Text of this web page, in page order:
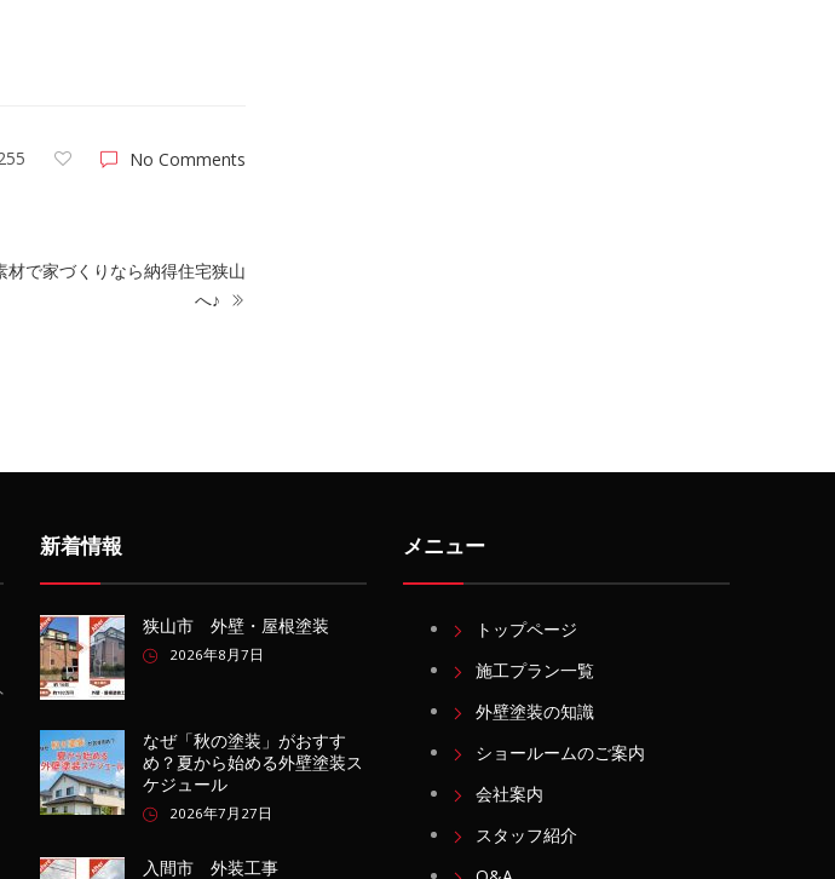
No Comments
で家づくりなら納得住宅狭山
へ♪
新着情報
狭山市 外壁・屋根塗装
2026年8月7日
なぜ「秋の塗装」がおすす
め？夏から始める外壁塗装ス
ケジュール
2026年7月27日
入間市 外装工事
メニュー
トップページ
施工プラン一覧
外壁塗装の知識
ショールームのご案内
会社案内
スタッフ紹介